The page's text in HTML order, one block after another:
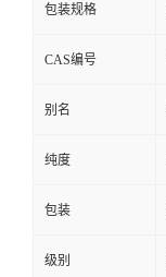
包装规格
CAS编号
别名
纯度
包装
级别